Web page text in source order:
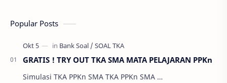
Popular Posts
GRATIS ! TRY OUT TKA SMA MATA PELAJARAN PPKn
Simulasi TKA PPKn SMA TKA PPKn SMA …